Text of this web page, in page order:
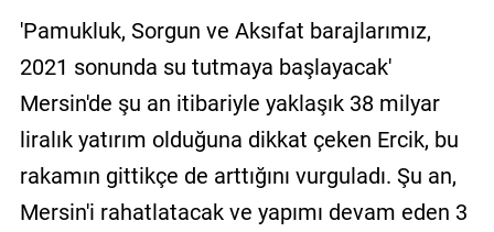
'Pamukluk, Sorgun ve Aksıfat barajlarımız,
2021 sonunda su tutmaya başlayacak'
Mersin'de şu an itibariyle yaklaşık 38 milyar
liralık yatırım olduğuna dikkat çeken Ercik, bu
rakamın gittikçe de arttığını vurguladı. Şu an,
Mersin'i rahatlatacak ve yapımı devam eden 3